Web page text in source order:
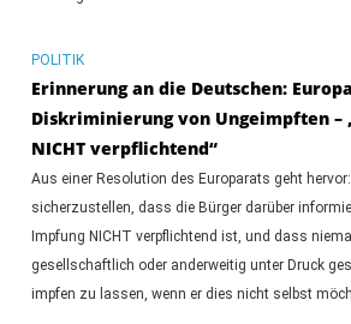
POLITIK
Erinnerung an die Deutschen:
Diskriminierung von Ungeimpften –
NICHT verpflichtend“
Aus einer Resolution des Europarats geht
sicherzustellen, dass die Bürger darüber
Impfung NICHT verpflichtend ist, und dass
gesellschaftlich oder anderweitig unter Druck
impfen zu lassen, wenn er dies nicht selbst